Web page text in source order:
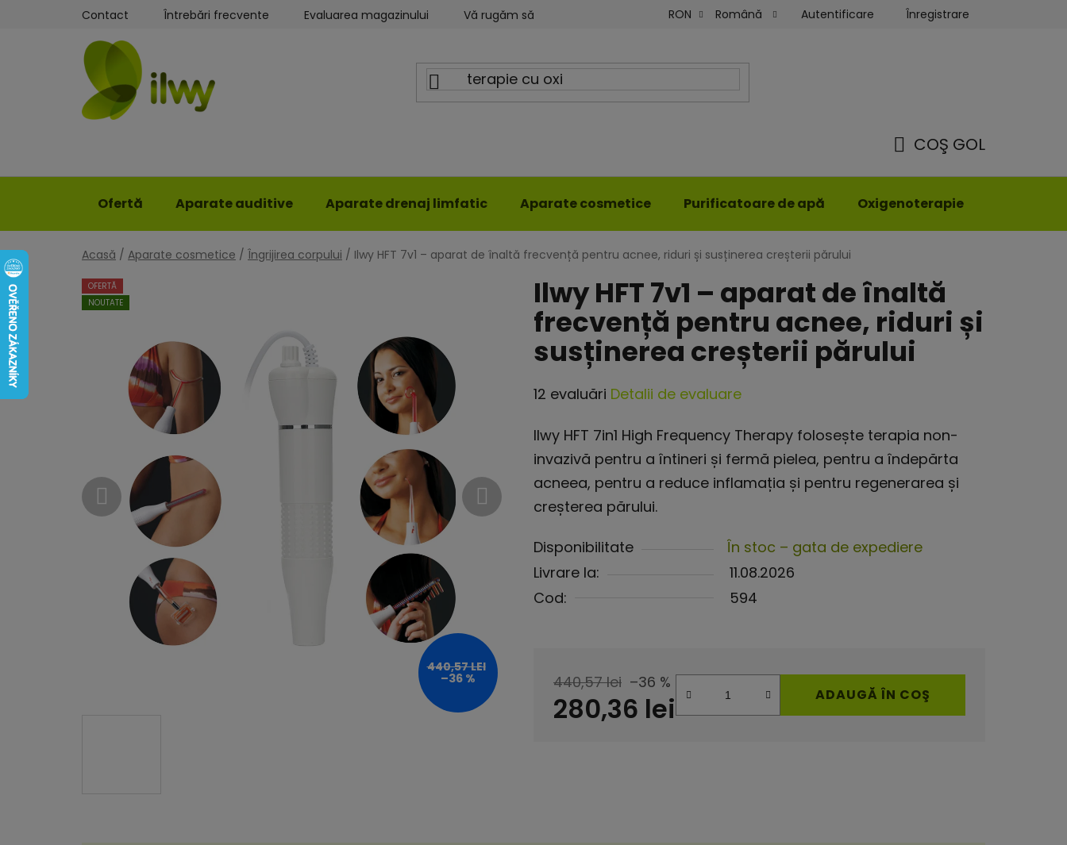
Contact Întrebări frecvente Evaluarea magazinului Vă rugăm să ne scrieți Blog ILWY Termeni și condiții Comanda mea
RON Română Autentificare Înregistrare
DE
COŞ GOL
Ofertă Aparate auditive Aparate drenaj limfatic Aparate cosmetice Purificatoare de apă Oxigenoterapie
Acasă / Aparate cosmetice / Îngrijirea corpului / Ilwy HFT 7v1 – aparat de înaltă frecvență pentru acnee, riduri și susținerea creșterii părului
Ilwy HFT 7v1 – aparat de înaltă
frecvență pentru acnee, riduri și
susținerea creșterii părului
Evaluarea
a
produsului
este
4,3
stele.
12 evaluări Detalii de evaluare
Ilwy HFT 7in1 High Frequency Therapy folosește terapia non-
invazivă pentru a întineri și fermă pielea, pentru a îndepărta
acneea, pentru a reduce inflamația și pentru regenerarea și
creșterea părului.
Disponibilitate
În stoc – gata de expediere
Livrare la:
11.08.2026
Cod:
594
440,57 lei –36 %
280,36 lei ADAUGĂ ÎN COŞ
OFERTĂ
NOUTATE
440,57 LEI
–36 %